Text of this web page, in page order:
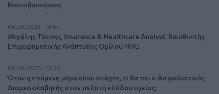
Κοντοβουνήσιος
06.08.2026 - 14:55
Μιχάλης Τάτσης, Insurance & Healthcare Analyst, διευθυντής
Επιχειρηματικής Ανάπτυξης Ομίλου HHG
06.08.2026 - 13:30
Όταν η επόμενη μέρα είναι στάχτη, τι θα πει ο Ασφαλιστικός
Διαμεσολαβητής στον πελάτη κλάδου υγείας;